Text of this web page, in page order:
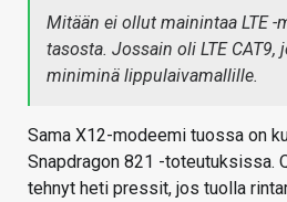
Mitään ei ollut mainintaa LTE -
tasosta. Jossain oli LTE CAT9,
miniminä lippulaivamallille.
Sama X12-modeemi tuossa on
Snapdragon 821 -toteutuksissa.
tehnyt heti pressit, jos tuolla